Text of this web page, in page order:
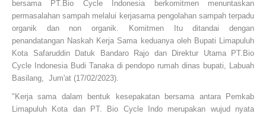
bersama PT.Bio Cycle Indonesia berkomitmen menuntaskan
permasalahan sampah melalui kerjasama pengolahan sampah terpadu
organik dan non organik. Komitmen Itu ditandai dengan
penandatangan Naskah Kerja Sama keduanya oleh Bupati Limapuluh
Kota Safaruddin Datuk Bandaro Rajo dan Direktur Utama PT.Bio
Cycle Indonesia Budi Tanaka di pendopo rumah dinas bupati, Labuah
Basilang, Jum'at (17/02/2023).
"Kerja sama dalam bentuk kesepakatan bersama antara Pemkab
Limapuluh Kota dan PT. Bio Cycle Indo merupakan wujud nyata